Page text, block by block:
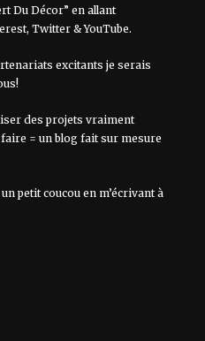
Du Décor” en allant
, Twitter&YouTube.
excitants je serais
des projets vraiment
= un blog fait sur mesure
petit coucou en m’écrivant à